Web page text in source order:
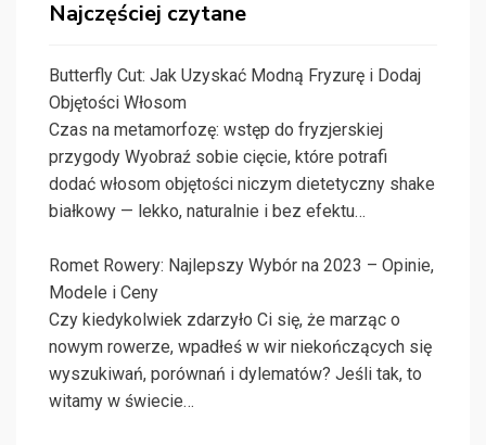
Najczęściej czytane
Butterfly Cut: Jak Uzyskać Modną Fryzurę i Dodaj
Objętości Włosom
Czas na metamorfozę: wstęp do fryzjerskiej
przygody Wyobraź sobie cięcie, które potrafi
dodać włosom objętości niczym dietetyczny shake
białkowy — lekko, naturalnie i bez efektu…
Romet Rowery: Najlepszy Wybór na 2023 – Opinie,
Modele i Ceny
Czy kiedykolwiek zdarzyło Ci się, że marząc o
nowym rowerze, wpadłeś w wir niekończących się
wyszukiwań, porównań i dylematów? Jeśli tak, to
witamy w świecie…